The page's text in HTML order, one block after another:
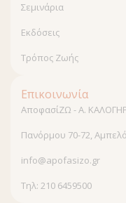
Σεμινάρια
Εκδόσεις
Τρόπος Ζωής
Επικοινωνία
ΑποφασίΖΩ - Α.
Πανόρμου 70-72,
info@apofasizo.gr
Τηλ: 210 6459500